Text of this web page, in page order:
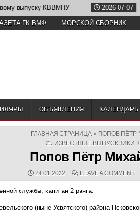
2026-07-07 Возвращение
ГК ВМФ МОРСКОЙ СБОРНИК
ОБЪЯВЛЕНИЯ КАЛЕНДАРЬ
ГЛАВНАЯ СТРАНИЦА » ПОПОВ ПЁТР
POSTED
ИЗВЕСТНЫЕ ВЫПУСКНИКИ
Попов Пётр
PUBLISHED
DATE:
24.01.2022 COMMENTS:
LEAVE A COMMENT
службы, капитан 2 ранга.
(ныне Усвятского) района